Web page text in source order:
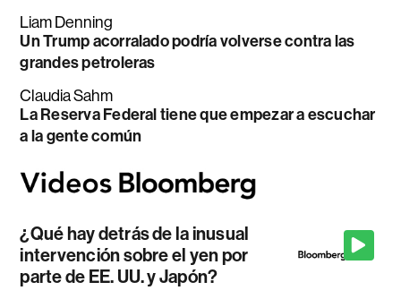
Liam Denning
Un Trump acorralado podría volverse contra las
grandes petroleras
Claudia Sahm
La Reserva Federal tiene que empezar a escuchar
a la gente común
¿Qué hay detrás de la inusual
intervención sobre el yen por
parte de EE. UU. y Japón?